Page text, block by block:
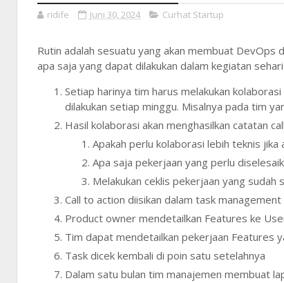
ridife Juni 30, 2024 Curhat Startup
Rutin adalah sesuatu yang akan membuat DevOps
apa saja yang dapat dilakukan dalam kegiatan
Setiap harinya tim harus melakukan
dilakukan setiap minggu. Misalnya pada tim
Hasil kolaborasi akan menghasilkan catatan
Apakah perlu kolaborasi lebih teknis jika
Apa saja pekerjaan yang perlu
Melakukan ceklis pekerjaan yang sudah
Call to action diisikan dalam task
Product owner mendetailkan Features ke
Tim dapat mendetailkan pekerjaan Features
Task dicek kembali di poin satu setelahnya
Dalam satu bulan tim manajemen membuat